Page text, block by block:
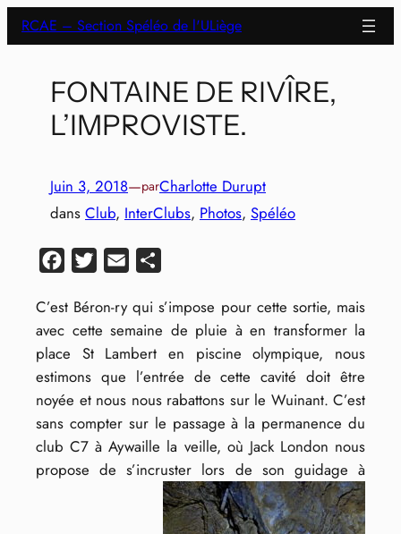
Aller
au
RCAE – Section Spéléo de l'ULiège
FONTAINE DE RIVÎRE,
L’IMPROVISTE.
Juin 3, 2018—parCharlotte Durupt
dans Club, InterClubs, Photos, Spéléo
Facebook
Twitter Email
C’est Béron-ry qui s’impose pour cette sortie, mais
avec cette semaine de pluie à en transformer la
place St Lambert en piscine olympique, nous
estimons que l’entrée de cette cavité doit être
noyée et nous nous rabattons sur le Wuinant. C’est
sans compter sur le passage à la permanence du
club C7 à Aywaille la veille, où Jack London nous
propose de s’incruster lors de son guidage à